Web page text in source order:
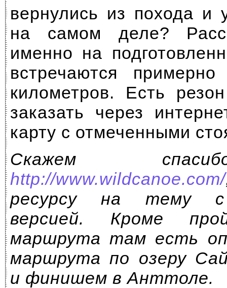
вернулись из похода и
на самом деле?
именно на
встречаются
километров. Есть
заказать через
карту с отмеченными
Скажем
http://www.wildcanoe.com/
ресурсу на тему с
версией. Кроме
маршрута там есть
маршрута по озеру
и финишем в Анттоле.